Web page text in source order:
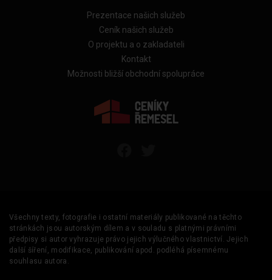
Prezentace našich služeb
Ceník našich služeb
O projektu a o zakladateli
Kontakt
Možnosti bližší obchodní spolupráce
Všechny texty, fotografie i ostatní materiály publikované na těchto
stránkách jsou autorským dílem a v souladu s platnými právními
předpisy si autor vyhrazuje právo jejich výlučného vlastnictví. Jejich
další šíření, modifikace, publikování apod. podléhá písemnému
souhlasu autora.